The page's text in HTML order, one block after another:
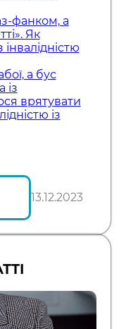
фанком, а
Як
а бус
із
врятувати
із
13.12.2023